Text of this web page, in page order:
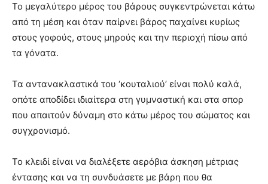
Το μεγαλύτερο μέρος του βάρους συγκεντρώνεται κάτω
από τη μέση και όταν παίρνει βάρος παχαίνει κυρίως
στους γοφούς, στους μηρούς και την περιοχή πίσω από
τα γόνατα.
Τα αντανακλαστικά του ‘κουταλιού’ είναι πολύ καλά,
οπότε αποδίδει ιδιαίτερα στη γυμναστική και στα σπορ
που απαιτούν δύναμη στο κάτω μέρος του σώματος και
συγχρονισμό.
Το κλειδί είναι να διαλέξετε αερόβια άσκηση μέτριας
έντασης και να τη συνδυάσετε με βάρη που θα